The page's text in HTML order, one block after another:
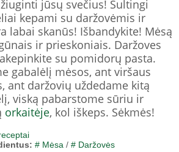
jūsų svečius! Sultingi
kepami su daržovėmis ir
labai skanūs! Išbandykite! Mėsą
ir prieskoniais. Daržoves
su pomidorų pasta.
gabalėlį mėsos, ant viršaus
ant daržovių uždedame kitą
viską pabarstome sūriu ir
orkaitėje, kol iškeps. Sėkmės!
# Mėsa / # Daržovės